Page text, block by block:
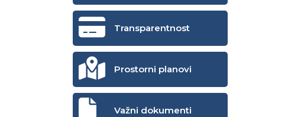
Transparentnost
Prostorni planovi
Važni dokumenti